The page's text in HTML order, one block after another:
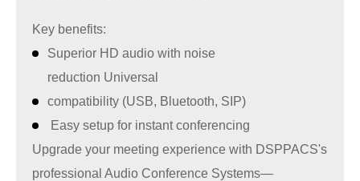
Key benefits:
Superior HD audio with noise
reduction Universal
compatibility (USB, Bluetooth, SIP)
Easy setup for instant conferencing
Upgrade your meeting experience with DSPPACS's
professional Audio Conference Systems—